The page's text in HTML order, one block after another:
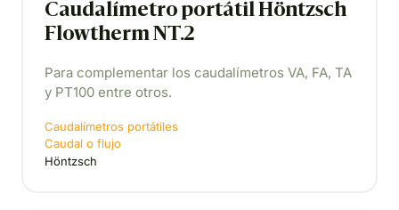
Caudalímetro portátil Höntzsch
Flowtherm NT.2
Para complementar los caudalímetros VA, FA, TA
y PT100 entre otros.
Caudalímetros portátiles
Caudal o flujo
Höntzsch